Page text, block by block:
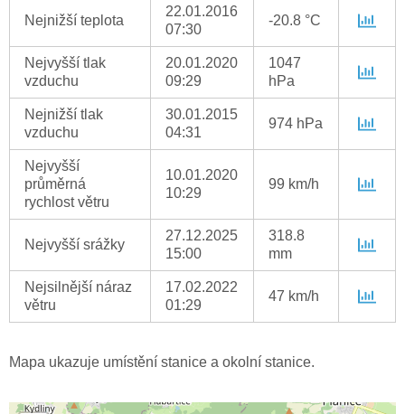
Nejnižší teplota
22.01.2016
07:30
-20.8 °C
Nejvyšší tlak
vzduchu
20.01.2020
09:29
1047
hPa
Nejnižší tlak
vzduchu
30.01.2015
04:31
974 hPa
Nejvyšší
průměrná
rychlost větru
10.01.2020
10:29
99 km/h
Nejvyšší srážky
27.12.2025
15:00
318.8
mm
Nejsilnější náraz
větru
17.02.2022
01:29
47 km/h
Mapa ukazuje umístění stanice a okolní stanice.